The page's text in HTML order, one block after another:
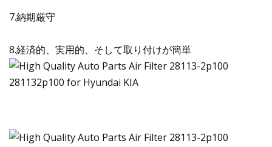
7.納期厳守
8.経済的、実用的、そして取り付けが簡単